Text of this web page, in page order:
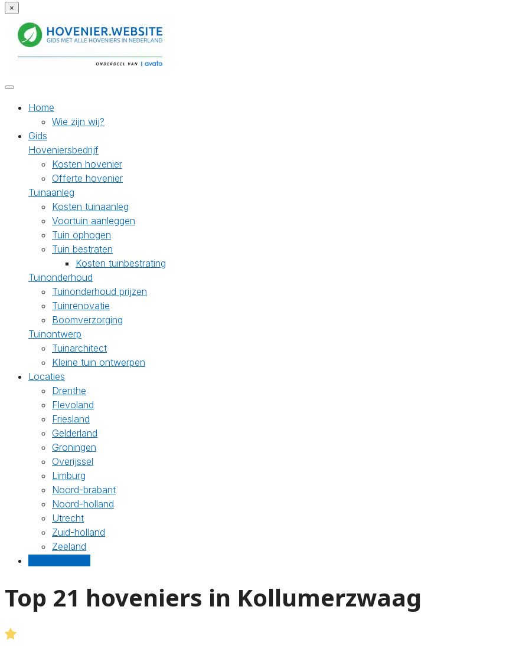
×
Home
Wie zijn wij?
Gids
Hoveniersbedrijf
Kosten hovenier
Offerte hovenier
Tuinaanleg
Kosten tuinaanleg
Voortuin aanleggen
Tuin ophogen
Tuin bestraten
Kosten tuinbestrating
Tuinonderhoud
Tuinonderhoud prijzen
Tuinrenovatie
Boomverzorging
Tuinontwerp
Tuinarchitect
Kleine tuin ontwerpen
Locaties
Drenthe
Flevoland
Friesland
Gelderland
Groningen
Overijssel
Limburg
Noord-brabant
Noord-holland
Utrecht
Zuid-holland
Zeeland
Top 21 hoveniers in Kollumerzwaag